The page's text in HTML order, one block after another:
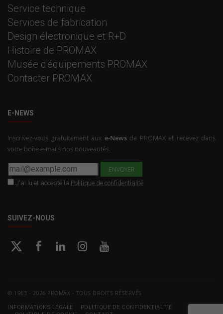
Service technique
Services de fabrication
Design électronique et R+D
Histoire de PROMAX
Musée d'équipements PROMAX
Contacter PROMAX
E-NEWS
Inscrivez-vous gratuitement aux e-Newsde PROMAX et recevez dans
votre boîte e-mails nos nouveautés.
J'ai lu et accepté la Politique de confidentialité
SUIVEZ-NOUS
© 1963 - 2026 PROMAX - TOUS DROITS RÉSERVÉS
INFORMATIONS LÉGALE
POLITIQUE DE CONFIDENTIALITÉ